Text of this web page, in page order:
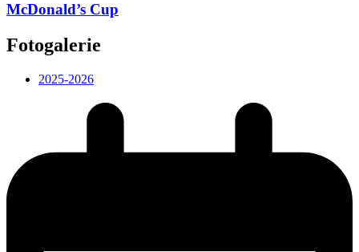
McDonald’s Cup
Fotogalerie
2025-2026